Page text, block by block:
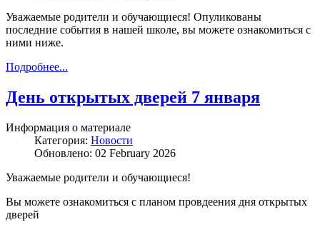
Уважаемые родители и обучающиеся! Опуликованы
последние события в нашей школе, вы можете ознакомиться с
ними ниже.
Подробнее...
День открытых дверей 7 января
Информация о материале
Категория: Новости
Обновлено: 02 February 2026
Уважаемые родители и обучающиеся!
Вы можете ознакомиться с планом провдеения дня открытых
дверей